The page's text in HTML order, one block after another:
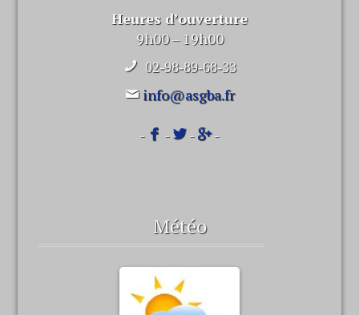
Heures d’ouverture
9h00 – 19h00
02-98-89-68-33
info@asgba.fr
- - - -
Météo